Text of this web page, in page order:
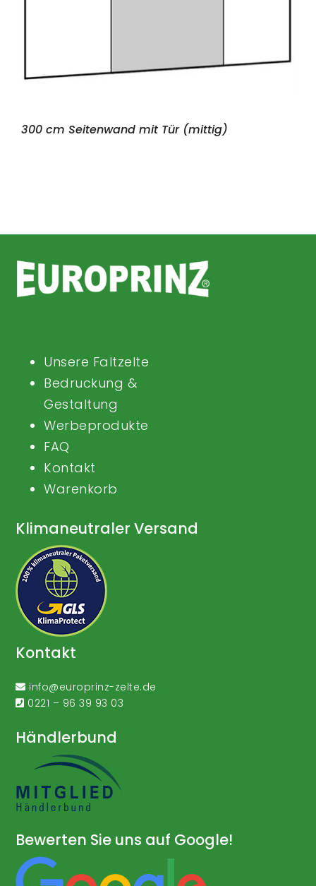
300 cm Seitenwand mit Tür (mittig)
Unsere Faltzelte
Bedruckung &
Gestaltung
Werbeprodukte
FAQ
Kontakt
Warenkorb
Klimaneutraler Versand
Kontakt
info@europrinz-zelte.de
0221 – 96 39 93 03
Händlerbund
Bewerten Sie uns auf Google!